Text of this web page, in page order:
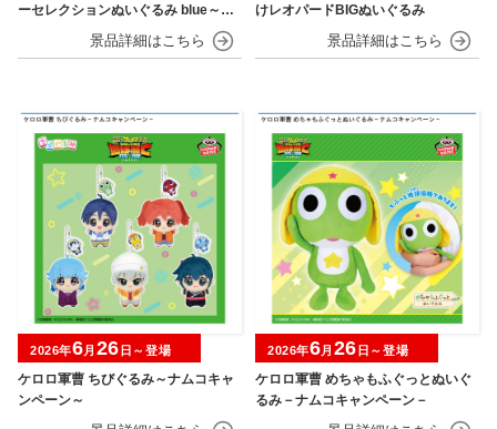
ーセレクションぬいぐるみ blue～カ
イオーガ・ポッチャマ～
けレオパードBIGぬいぐるみ
ケロロ軍曹 ちびぐるみ～ナムコキャ
ンペーン～
2026年6月 26 日～登場
ケロロ軍曹 めちゃもふぐっとぬいぐ
るみ－ナムコキャンペーン－
2026年6月 26 日～登場